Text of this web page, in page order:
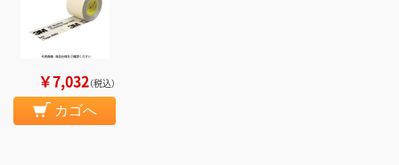
￥7,032（税込）
カゴへ